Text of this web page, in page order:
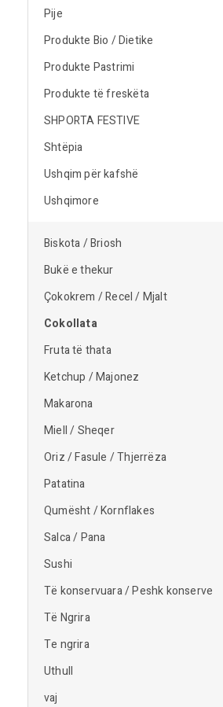
Pije
Produkte Bio / Dietike
Produkte Pastrimi
Produkte të freskëta
SHPORTA FESTIVE
Shtëpia
Ushqim për kafshë
Ushqimore
Biskota / Briosh
Bukë e thekur
Çokokrem / Recel / Mjalt
Cokollata
Fruta të thata
Ketchup / Majonez
Makarona
Miell / Sheqer
Oriz / Fasule / Thjerrëza
Patatina
Qumësht / Kornflakes
Salca / Pana
Sushi
Të konservuara / Peshk konserve
Të Ngrira
Te ngrira
Uthull
vaj